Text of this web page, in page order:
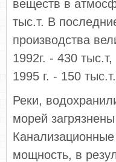
веществ в
тыс.т. В
производства
1992г. - 430
1995 г. - 150
Реки,
морей
мощность, в